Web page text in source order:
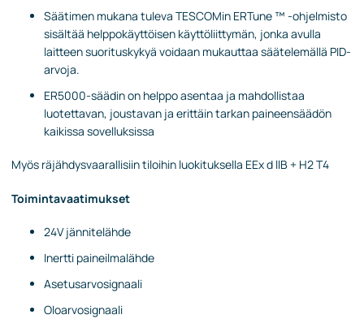
Säätimen mukana tuleva TESCOMin ERTune ™ -ohjelmisto
sisältää helppokäyttöisen käyttöliittymän, jonka avulla
laitteen suorituskykyä voidaan mukauttaa säätelemällä PID-
arvoja.
ER5000-säädin on helppo asentaa ja mahdollistaa
luotettavan, joustavan ja erittäin tarkan paineensäädön
kaikissa sovelluksissa
Myös räjähdysvaarallisiin tiloihin luokituksella EEx d llB + H2 T4​
Toimintavaatimukset
24V jännitelähde
Inertti paineilmalähde
Asetusarvosignaali
Oloarvosignaali